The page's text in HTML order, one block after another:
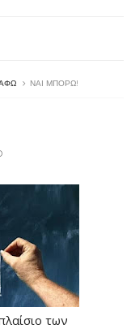
ΝΑΙ ΜΠΟΡΏ!
των